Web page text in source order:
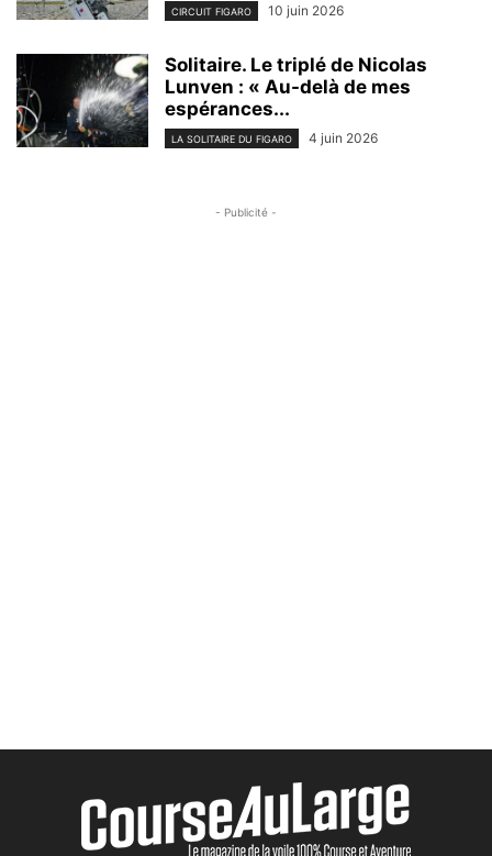
CIRCUIT FIGARO 10 juin 2026
Solitaire. Le triplé de Nicolas
Lunven : « Au-delà de mes
espérances...
LA SOLITAIRE DU FIGARO 4 juin 2026
- Publicité -